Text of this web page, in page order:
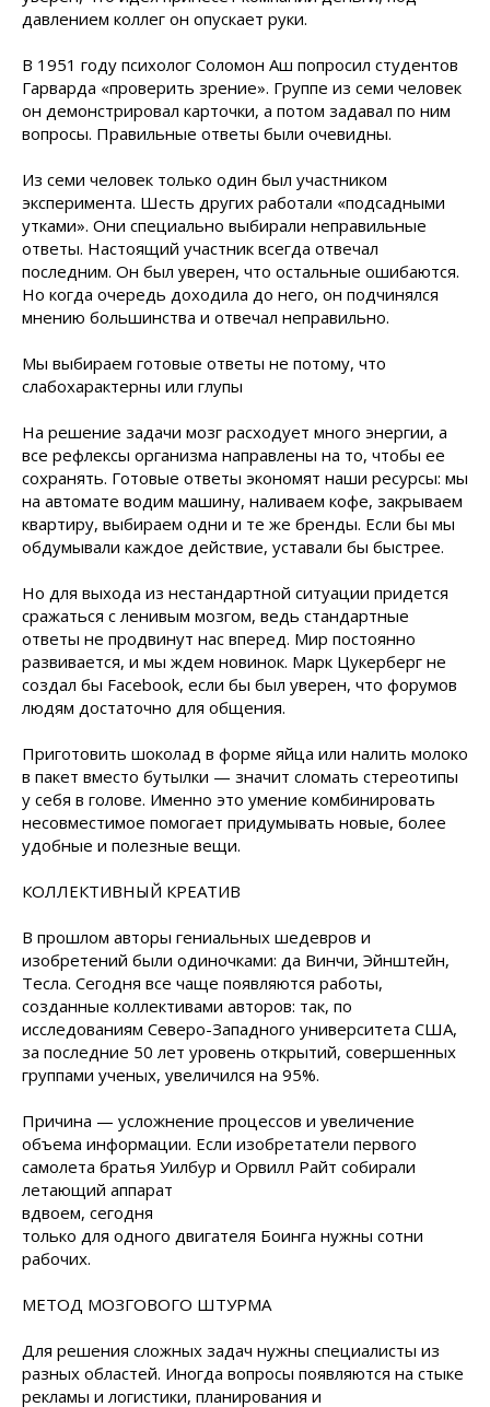
давлением коллег он опускает руки.
В 1951 году психолог Соломон Аш попросил студентов
Гарварда «проверить зрение». Группе из семи человек
он демонстрировал карточки, а потом задавал по ним
вопросы. Правильные ответы были очевидны.
Из семи человек только один был участником
эксперимента. Шесть других работали «подсадными
утками». Они специально выбирали неправильные
ответы. Настоящий участник всегда отвечал
последним. Он был уверен, что остальные ошибаются.
Но когда очередь доходила до него, он подчинялся
мнению большинства и отвечал неправильно.
Мы выбираем готовые ответы не потому, что
слабохарактерны или глупы
На решение задачи мозг расходует много энергии, а
все рефлексы организма направлены на то, чтобы ее
сохранять. Готовые ответы экономят наши ресурсы: мы
на автомате водим машину, наливаем кофе, закрываем
квартиру, выбираем одни и те же бренды. Если бы мы
обдумывали каждое действие, уставали бы быстрее.
Но для выхода из нестандартной ситуации придется
сражаться с ленивым мозгом, ведь стандартные
ответы не продвинут нас вперед. Мир постоянно
развивается, и мы ждем новинок. Марк Цукерберг не
создал бы Facebook, если бы был уверен, что форумов
людям достаточно для общения.
Приготовить шоколад в форме яйца или налить молоко
в пакет вместо бутылки — значит сломать стереотипы
у себя в голове. Именно это умение комбинировать
несовместимое помогает придумывать новые, более
удобные и полезные вещи.
КОЛЛЕКТИВНЫЙ КРЕАТИВ
В прошлом авторы гениальных шедевров и
изобретений были одиночками: да Винчи, Эйнштейн,
Тесла. Сегодня все чаще появляются работы,
созданные коллективами авторов: так, по
исследованиям Северо-Западного университета США,
за последние 50 лет уровень открытий, совершенных
группами ученых, увеличился на 95%.
Причина — усложнение процессов и увеличение
объема информации. Если изобретатели первого
самолета братья Уилбур и Орвилл Райт собирали
летающий аппарат
вдвоем, сегодня
только для одного двигателя Боинга нужны сотни
рабочих.
МЕТОД МОЗГОВОГО ШТУРМА
Для решения сложных задач нужны специалисты из
разных областей. Иногда вопросы появляются на стыке
рекламы и логистики, планирования и